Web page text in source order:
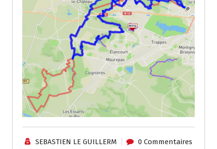
SEBASTIEN LE GUILLERM 0 Commentaires